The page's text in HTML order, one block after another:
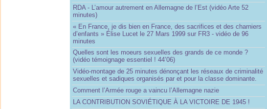
RDA - L’amour autrement en Allemagne de l’Est (vidéo Arte 52
minutes)
« En France, je dis bien en France, des sacrifices et des charniers
d’enfants » Élise Lucet le 27 Mars 1999 sur FR3 - vidéo de 96
minutes
Quelles sont les moeurs sexuelles des grands de ce monde ?
(vidéo témoignage essentiel ! 44’06)
Vidéo-montage de 25 minutes dénonçant les réseaux de criminalité
sexuelles et sadiques organisés par et pour la classe dominante.
Comment l’Armée rouge a vaincu l’Allemagne nazie
LA CONTRIBUTION SOVIÉTIQUE À LA VICTOIRE DE 1945 !